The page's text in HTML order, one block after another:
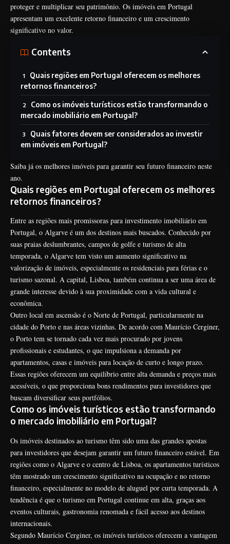
proteger e multiplicar seu patrimônio. Os imóveis em Portugal
apresentam um excelente retorno financeiro e um crescimento
significativo no valor.
Contents
Quais regiões em Portugal oferecem os melhores
retornos financeiros?
Como os imóveis turísticos estão transformando o
mercado imobiliário em Portugal?
Quais fatores devem ser considerados ao investir
em imóveis em Portugal?
Saiba já os melhores imóveis para garantir seu futuro financeiro neste
ano.
Quais regiões em Portugal oferecem os melhores
retornos financeiros?
Entre as regiões mais promissoras para investimento imobiliário em
Portugal, o Algarve é um dos destinos mais buscados. Conhecido por
suas praias deslumbrantes, campos de golfe e turismo de alta
temporada, o Algarve tem visto um aumento significativo na
valorização de imóveis, especialmente os residenciais para férias e o
turismo sazonal. A capital, Lisboa, também continua a ser uma área de
grande interesse devido à sua proximidade com a vida cultural e
econômica.
Outro local em ascensão é o Norte de Portugal, particularmente na
cidade do Porto e nas áreas vizinhas. De acordo com Maurício Cerginer,
o Porto tem se tornado cada vez mais procurado por jovens
profissionais e estudantes, o que impulsiona a demanda por
apartamentos, casas e imóveis para locação de curto e longo prazo.
Essas regiões oferecem um equilíbrio entre alta demanda e preços mais
acessíveis, o que proporciona bons rendimentos para investidores que
buscam diversificar seus portfólios.
Como os imóveis turísticos estão transformando
o mercado imobiliário em Portugal?
Os imóveis destinados ao turismo têm sido uma das grandes apostas
para investidores que desejam garantir um futuro financeiro estável. Em
regiões como o Algarve e o centro de Lisboa, os apartamentos turísticos
têm mostrado um crescimento significativo na ocupação e no retorno
financeiro, especialmente no modelo de aluguel por curta temporada. A
tendência é que o turismo em Portugal continue em alta, graças aos
eventos culturais, gastronomia renomada e fácil acesso aos destinos
internacionais.
Segundo Maurício Cerginer, os imóveis turísticos oferecem a vantagem